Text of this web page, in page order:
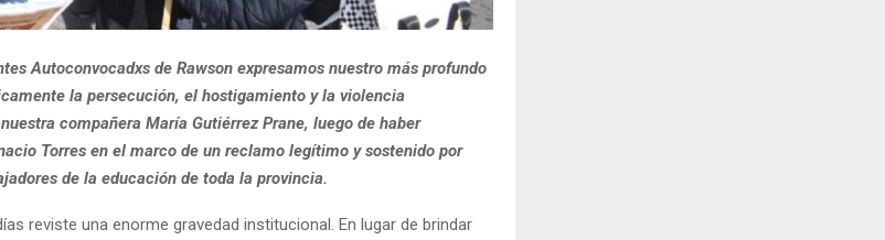
Autoconvocadxs de Rawson expresamos nuestro más profundo
la persecución, el hostigamiento y la violencia
compañera María Gutiérrez Prane, luego de haber
Torres en el marco de un reclamo legítimo y sostenido por
de la educación de toda la provincia.
reviste una enorme gravedad institucional. En lugar de brindar